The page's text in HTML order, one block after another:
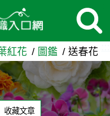
口網
紅花 圖鑑 送春花
收藏文章